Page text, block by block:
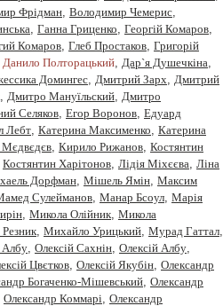
Фрідман, Володимир Чемерис,
, Ганна Гриценко, Георгiй Комаров,
Комаров, Глеб Простаков, Григорій
Данило Полторацький, Дар`я Душечкіна,
Домингес, Дмитрий Зарх, Дмитрий
, Дмитро Мануїльский, Дмитро
Селяков, Егор Воронов, Едуард
Лебт, Катерина Максименко, Катерина
, Кирило Рижанов, Костянтин
Костянтин Харітонов, Лідія Міхєєва, Ліна
Дорфман, Мішель Ямін, Максим
Сулейманов, Манар Бсоул, Марія
, Микола Олійник, Микола
, Михайло Урицький, Мурад Гаттал,
Албу, Олексiй Сахнiн, Олексій Албу,
Цвєтков, Олексій Якубін, Олександр
Богаченко-Мішевський, Олександр
Олександр Коммарі, Олександр